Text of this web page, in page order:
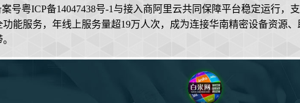
号粤ICP备14047438号-1与接入商阿里云共同保障平台稳定运行，
能服务，年线上服务量超19万人次，成为连接华南精密设备资源、